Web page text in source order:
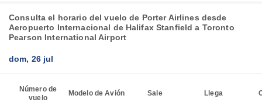
Consulta el horario del vuelo de Porter Airlines desde
Aeropuerto Internacional de Halifax Stanfield a Toronto
Pearson International Airport
dom, 26 jul
Número de
vuelo
Modelo de Avión Sale Llega